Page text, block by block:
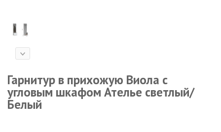
Гарнитур в прихожую Виола с
угловым шкафом Ателье светлый/
Белый